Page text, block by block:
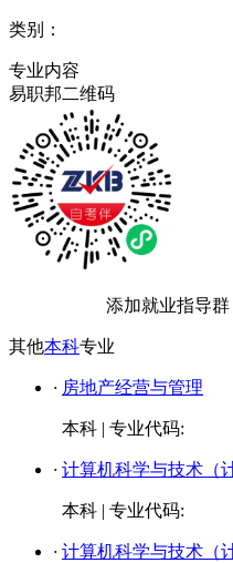
类别：
专业内容
易职邦二维码
添加就业指导
其他本科专业
· 房地产经营与管理
本科 | 专业代码:
· 计算机科学与技术（
本科 | 专业代码:
· 计算机科学与技术（